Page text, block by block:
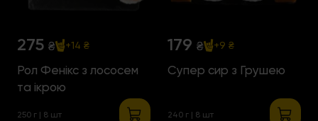
275 ₴ +14 ₴
Рол Фенікс з лососем
та ікрою
250 г | 8 шт
179 ₴ +9 ₴
Супер сир з Грушею
240 г | 8 шт